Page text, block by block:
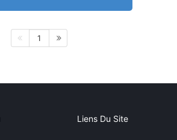
1
Liens Du Site